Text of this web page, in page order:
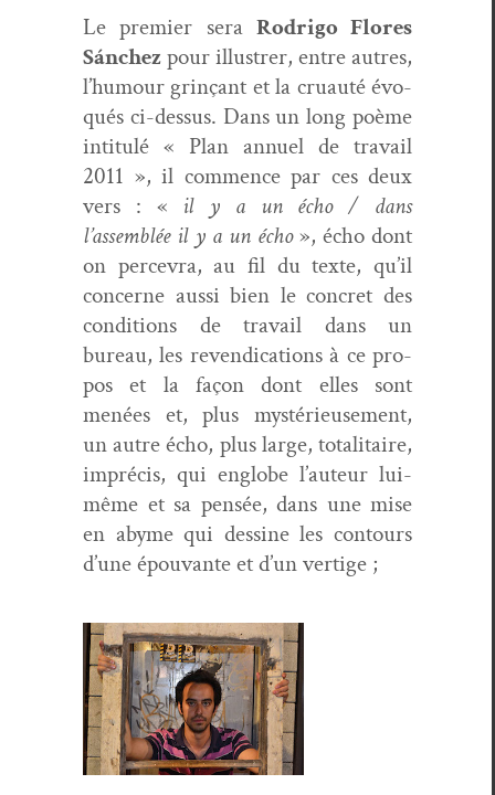
Le pre­mier sera Rodri­go Flo­res
Sánchezpour illus­tr­er, entre autres,
l’humour grinçant et la cru­auté évo­
qués ci-dessus. Dans un long poème
inti­t­ulé « Plan annuel de tra­vail
2011 », il com­mence par ces deux
vers : « il y a un écho / dans
l’assemblée il y a un écho», écho dont
on percevra, au fil du texte, qu’il
con­cerne aus­si bien le con­cret des
con­di­tions de tra­vail dans un
bureau, les reven­di­ca­tions à ce pro­
pos et la façon dont elles sont
menées et, plus mys­térieuse­ment,
un autre écho, plus large, total­i­taire,
impré­cis, qui englobe l’auteur lui-
même et sa pen­sée, dans une mise
en abyme qui des­sine les con­tours
d’une épou­vante et d’un vertige ;